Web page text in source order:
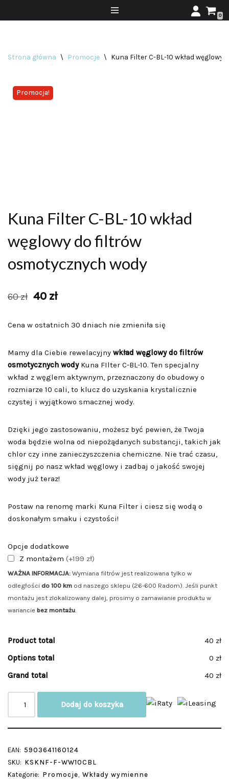
0
Strona główna \ Promocje \ Kuna Filter C-BL-10 wkład
Promocja!
Kuna Filter C-BL-10 wkład
węglowy do filtrów
osmotycznych wody
60zł 40 zł
Cena w ostatnich 30 dniach nie zmieniła się
Mamy dla Ciebie rewelacyjny wkład węglowy do filtrów
osmotycznych wodyKuna FIlter C-BL-10. Ten specjalny
wkład z węglem aktywnym, przeznaczony do obudowy o
rozmiarze 10 cali, to klucz do uzyskania krystalicznie
czystej i wyjątkowo smacznej wody.
Dzięki jego zastosowaniu, możesz być pewien, że Twoja
woda będzie wolna od niepożądanych substancji, takich jak
chlor czy inne zanieczyszczenia chemiczne. Nie trać czasu,
sięgnij po nasz wkład węglowy i zadbaj o jakość swojej
wody już teraz!
Postaw na renomę marki Kuna Filter i ciesz się wodą o
doskonałym smaku i czystości!
Opcje dodatkowe
Z montażem (+199 zł)
WAŻNA INFORMACJA: Wymiana filtrów jest realizowana tylko w
odległości do 100 km od naszego sklepu (26-600 Radom). Jeśli punkt
montażu jest zlokalizowany dalej, prosimy o zamawianie produktu w
wariancie bez montażu.
Product total
40 zł
Options total
0 zł
Grand total
40 zł
Dodaj do koszyka
EAN: 5903641160124
SKU: KSKNF-F-WW10CBL
Kategorie: Promocje, Wkłady wymienne